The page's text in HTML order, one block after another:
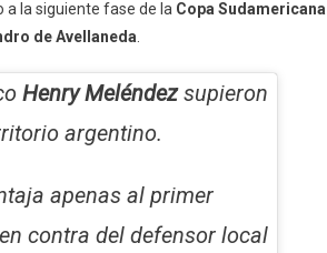
a la siguiente fase de la Copa Sudamericana
de Avellaneda.
Henry Meléndezsupieron
argentino.
apenas al primer
contra del defensor local